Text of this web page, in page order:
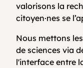
valorisons la
citoyen·nes se
Nous mettons
de sciences via
l'interface entre